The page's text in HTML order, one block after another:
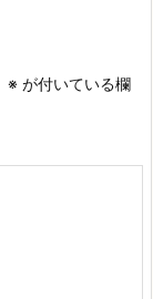
※ が付いている欄